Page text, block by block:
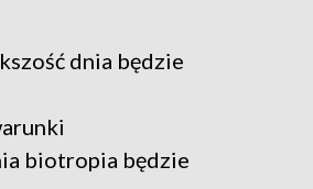
dnia będzie
biotropia będzie